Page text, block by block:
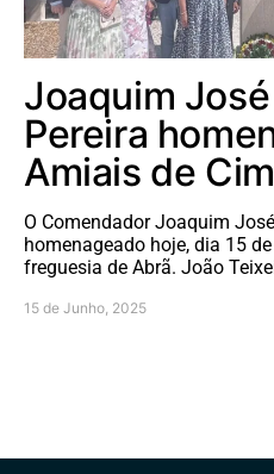
Joaquim
Pereira
Amiais de
O Comendador Joaquim
homenageado hoje, dia 15
freguesia de Abrã. João
15 de Junho, 2025